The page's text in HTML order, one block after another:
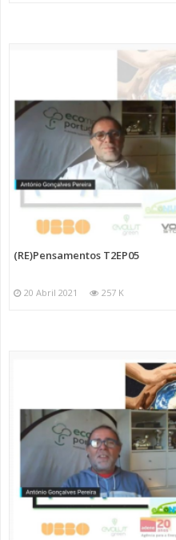
(RE)Pensamentos T2EP05
20 Abril 2021 257 K